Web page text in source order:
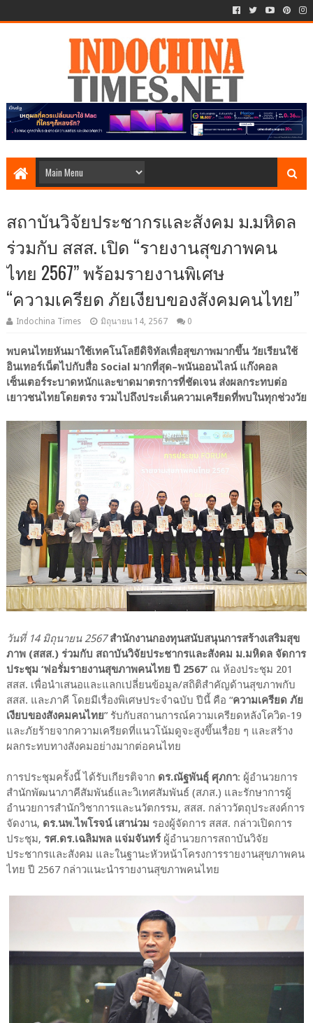
สถาบันวิจัยประชากรและสังคม ม.มหิดล
ร่วมกับ สสส. เปิด “รายงานสุขภาพคน
ไทย 2567” พร้อมรายงานพิเศษ
“ความเครียด ภัยเงียบของสังคมคนไทย”
Indochina Times มิถุนายน 14, 2567 0
พบคนไทยหันมาใช้เทคโนโลยีดิจิทัลเพื่อสุขภาพมากขึ้น วัยเรียนใช้
อินเทอร์เน็ตไปกับสื่อ Social มากที่สุด–พนันออนไลน์ แก๊งคอล
เซ็นเตอร์ระบาดหนักและขาดมาตรการที่ชัดเจน ส่งผลกระทบต่อ
เยาวชนไทยโดยตรง รวมไปถึงประเด็นความเครียดที่พบในทุกช่วงวัย
วันที่ 14 มิถุนายน 2567สำนักงานกองทุนสนับสนุนการสร้างเสริมสุข
ภาพ (สสส.) ร่วมกับ สถาบันวิจัยประชากรและสังคม ม.มหิดล จัดการ
ประชุม ‘ฟอรั่มรายงานสุขภาพคนไทย ปี 2567’ณ ห้องประชุม 201
สสส. เพื่อนำเสนอและแลกเปลี่ยนข้อมูล/สถิติสำคัญด้านสุขภาพกับ
สสส. และภาคี โดยมีเรื่องพิเศษประจำฉบับ ปีนี้ คือ “ความเครียด ภัย
เงียบของสังคมคนไทย” รับกับสถานการณ์ความเครียดหลังโควิด-19
และภัยร้ายจากความเครียดที่แนวโน้มดูจะสูงขึ้นเรื่อย ๆ และสร้าง
ผลกระทบทางสังคมอย่างมากต่อคนไทย
การประชุมครั้งนี้ ได้รับเกียรติจาก ดร.ณัฐพันธุ์ ศุภกา: ผู้อำนวยการ
สำนักพัฒนาภาคีสัมพันธ์และวิเทศสัมพันธ์ (สภส.) และรักษาการผู้
อำนวยการสำนักวิชาการและนวัตกรรม, สสส. กล่าววัตถุประสงค์การ
จัดงาน, ดร.นพ.ไพโรจน์ เสาน่วม รองผู้จัดการ สสส. กล่าวเปิดการ
ประชุม, รศ.ดร.เฉลิมพล แจ่มจันทร์ผู้อำนวยการสถาบันวิจัย
ประชากรและสังคม และในฐานะหัวหน้าโครงการรายงานสุขภาพคน
ไทย ปี 2567 กล่าวแนะนำรายงานสุขภาพคนไทย